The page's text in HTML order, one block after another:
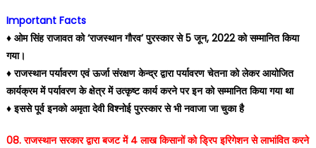
Important Facts
♦️ ओम सिंह राजावत को ‘राजस्थान गौरव’ पुरस्कार से 5 जून, 2022 को सम्मानित किया
गया।
♦️ राजस्थान पर्यावरण एवं ऊर्जा संरक्षण केन्द्र द्वारा पर्यावरण चेतना को लेकर आयोजित
कार्यक्रम में पर्यावरण के क्षेत्र में उत्कृष्ट कार्य करने पर इन को सम्मानित किया गया था
♦️ इससे पूर्व इनको अमृता देवी विश्नोई पुरस्कार से भी नवाजा जा चुका है
08. राजस्थान सरकार द्वारा बजट में 4 लाख किसानों को ड्रिप इरिगेशन से लाभांवित करने